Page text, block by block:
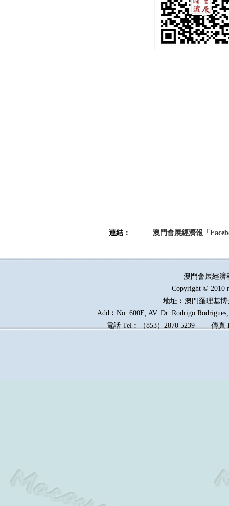
連結： 澳門會展經濟報「
澳門會展經
Copyright © 2010
地址︰澳門羅理基
Add︰No. 600E, AV. Dr. Rodrigo
電話 Tel︰（853）2870 5239傳真